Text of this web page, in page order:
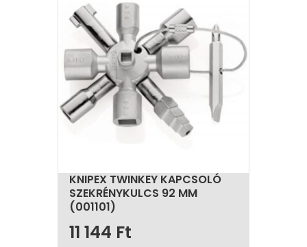
KNIPEX TWINKEY KAPCSOLÓ
SZEKRÉNYKULCS 92 MM
(001101)
11 144 Ft